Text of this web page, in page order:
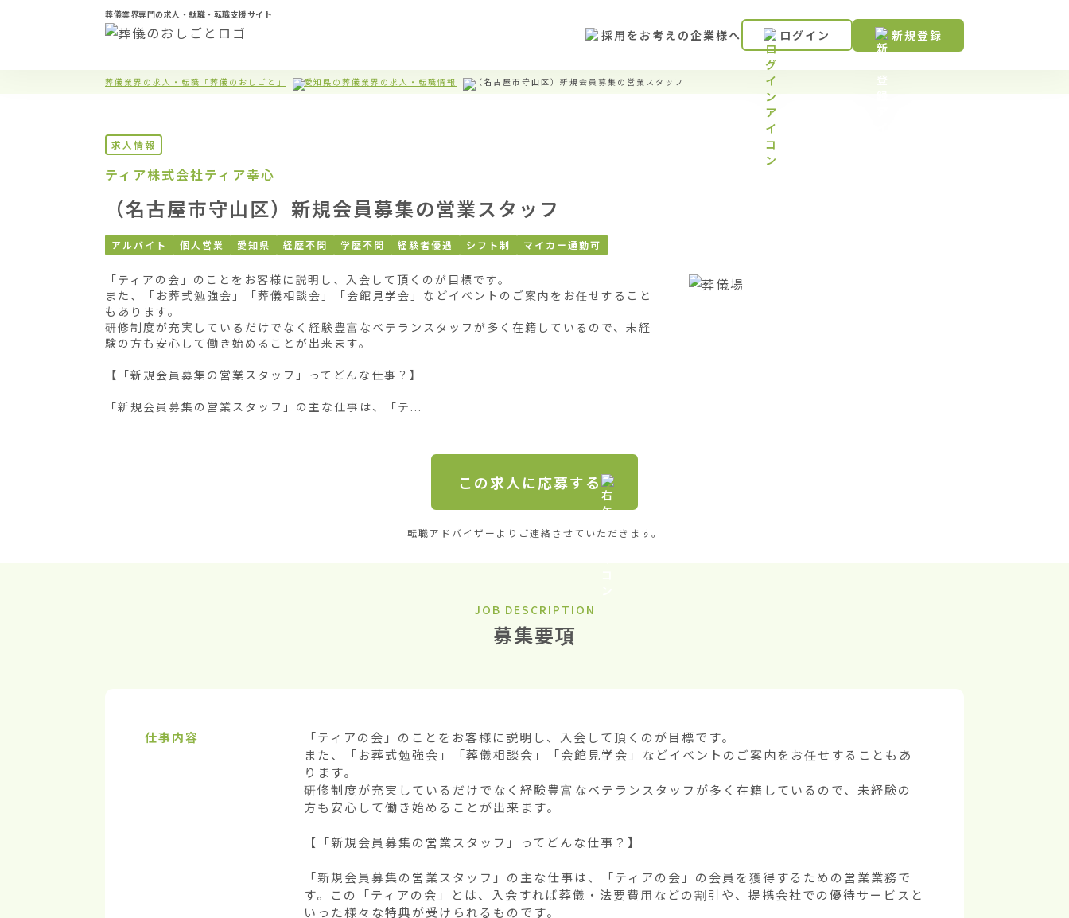
葬儀業界専門の求人・就職・転職支援サイト
採用をお考えの企業様へ ログイン 新規登録
葬儀業界の求人・転職「葬儀のおしごと」 愛知県の葬儀業界の求人・転職情報 （名古屋市守山区）新規会員募集の営業スタッフ
求人情報
ティア株式会社ティア幸心
（名古屋市守山区）新規会員募集の営業スタッフ
アルバイト 個人営業 愛知県 経歴不問 学歴不問 経験者優遇 シフト制 マイカー通勤可
「ティアの会」のことをお客様に説明し、入会して頂くのが目標です。
また、「お葬式勉強会」「葬儀相談会」「会館見学会」などイベントのご案内をお任せすること
もあります。
研修制度が充実しているだけでなく経験豊富なベテランスタッフが多く在籍しているので、未経
験の方も安心して働き始めることが出来ます。
【「新規会員募集の営業スタッフ」ってどんな仕事？】
「新規会員募集の営業スタッフ」の主な仕事は、「テ...
この求人に応募する
転職アドバイザーよりご連絡させていただきます。
JOB DESCRIPTION
募集要項
仕事内容
「ティアの会」のことをお客様に説明し、入会して頂くのが目標です。
また、「お葬式勉強会」「葬儀相談会」「会館見学会」などイベントのご案内をお任せすることもあ
ります。
研修制度が充実しているだけでなく経験豊富なベテランスタッフが多く在籍しているので、未経験の
方も安心して働き始めることが出来ます。
【「新規会員募集の営業スタッフ」ってどんな仕事？】
「新規会員募集の営業スタッフ」の主な仕事は、「ティアの会」の会員を獲得するための営業業務で
す。この「ティアの会」とは、入会すれば葬儀・法要費用などの割引や、提携会社での優待サービスと
いった様々な特典が受けられるものです。